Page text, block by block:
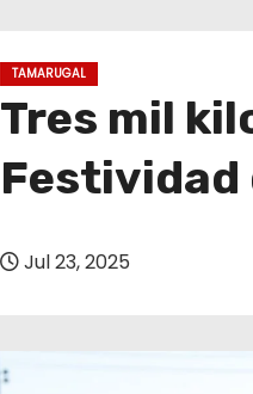
TAMARUGAL
Tres mil
Festividad
Jul 23, 2025